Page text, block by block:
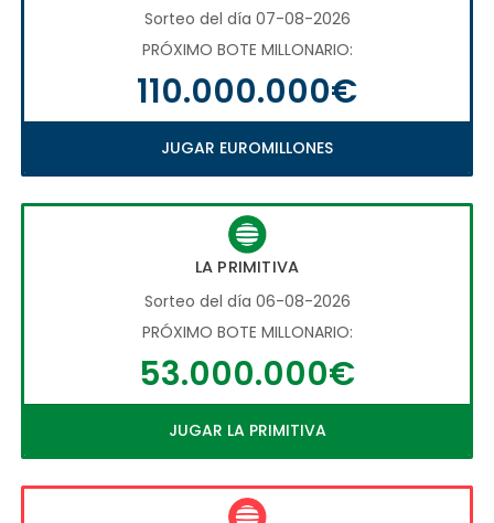
Sorteo del día 07-08-2026
PRÓXIMO BOTE MILLONARIO:
110.000.000€
JUGAR EUROMILLONES
LA PRIMITIVA
Sorteo del día 06-08-2026
PRÓXIMO BOTE MILLONARIO:
53.000.000€
JUGAR LA PRIMITIVA